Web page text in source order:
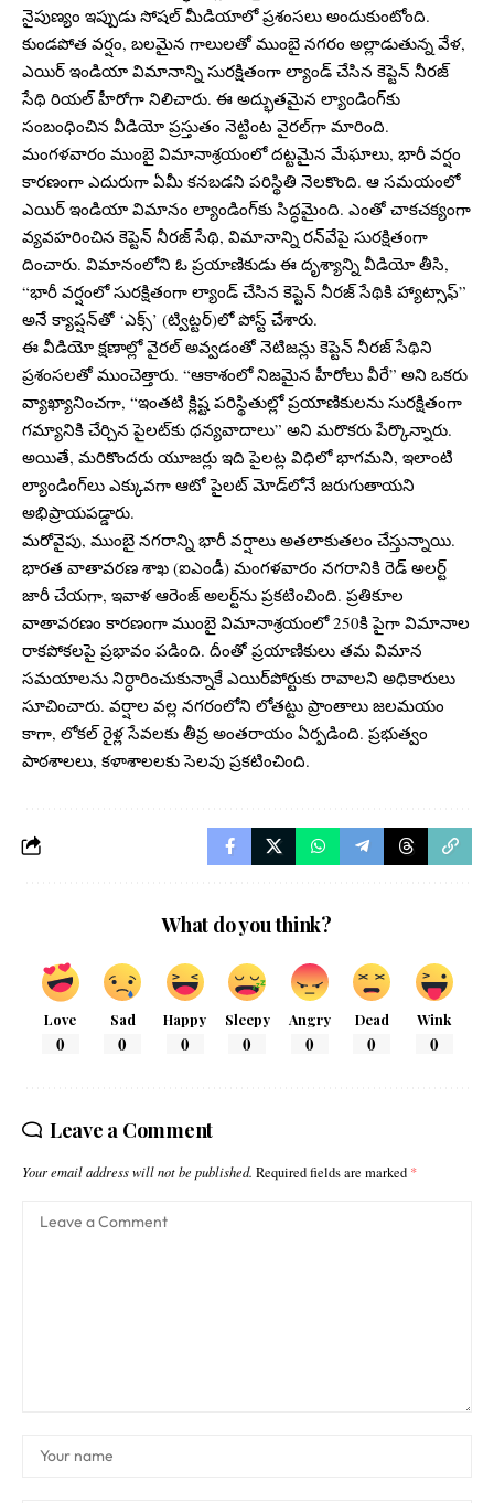
నైపుణ్యం ఇప్పుడు సోషల్ మీడియాలో ప్రశంసలు అందుకుంటోంది.
కుండపోత వర్షం, బలమైన గాలులతో ముంబై నగరం అల్లాడుతున్న వేళ,
ఎయిర్ ఇండియా విమానాన్ని సురక్షితంగా ల్యాండ్ చేసిన కెప్టెన్ నీరజ్
సేథి రియల్ హీరోగా నిలిచారు. ఈ అద్భుతమైన ల్యాండింగ్‌కు
సంబంధించిన వీడియో ప్రస్తుతం నెట్టింట‌ వైరల్‌గా మారింది.
మంగళవారం ముంబై విమానాశ్రయంలో దట్టమైన మేఘాలు, భారీ వర్షం
కారణంగా ఎదురుగా ఏమీ కనబడని పరిస్థితి నెలకొంది. ఆ సమయంలో
ఎయిర్ ఇండియా విమానం ల్యాండింగ్‌కు సిద్ధమైంది. ఎంతో చాకచక్యంగా
వ్యవహరించిన కెప్టెన్ నీరజ్ సేథి, విమానాన్ని రన్‌వేపై సురక్షితంగా
దించారు. విమానంలోని ఓ ప్రయాణికుడు ఈ దృశ్యాన్ని వీడియో తీసి,
“భారీ వర్షంలో సురక్షితంగా ల్యాండ్ చేసిన కెప్టెన్ నీరజ్ సేథికి హ్యాట్సాఫ్”
అనే క్యాప్షన్‌తో ‘ఎక్స్’ (ట్విట్టర్)లో పోస్ట్ చేశారు.
ఈ వీడియో క్షణాల్లో వైరల్ అవ్వడంతో నెటిజన్లు కెప్టెన్ నీరజ్ సేథిని
ప్రశంసలతో ముంచెత్తారు. “ఆకాశంలో నిజమైన హీరోలు వీరే” అని ఒకరు
వ్యాఖ్యానించగా, “ఇంతటి క్లిష్ట పరిస్థితుల్లో ప్రయాణికులను సురక్షితంగా
గమ్యానికి చేర్చిన పైలట్‌కు ధన్యవాదాలు” అని మరొకరు పేర్కొన్నారు.
అయితే, మరికొందరు యూజర్లు ఇది పైలట్ల విధిలో భాగమని, ఇలాంటి
ల్యాండింగ్‌లు ఎక్కువగా ఆటో పైలట్ మోడ్‌లోనే జరుగుతాయని
అభిప్రాయపడ్డారు.
మరోవైపు, ముంబై నగరాన్ని భారీ వర్షాలు అతలాకుతలం చేస్తున్నాయి.
భారత వాతావరణ శాఖ (ఐఎండీ) మంగళవారం నగరానికి రెడ్ అలర్ట్
జారీ చేయగా, ఇవాళ‌ ఆరెంజ్ అలర్ట్‌ను ప్రకటించింది. ప్రతికూల
వాతావరణం కారణంగా ముంబై విమానాశ్రయంలో 250కి పైగా విమానాల
రాకపోకలపై ప్రభావం పడింది. దీంతో ప్రయాణికులు తమ విమాన
సమయాలను నిర్ధారించుకున్నాకే ఎయిర్‌పోర్టుకు రావాలని అధికారులు
సూచించారు. వర్షాల వల్ల నగరంలోని లోతట్టు ప్రాంతాలు జలమయం
కాగా, లోకల్ రైళ్ల సేవలకు తీవ్ర అంతరాయం ఏర్పడింది. ప్రభుత్వం
పాఠశాలలు, కళాశాలలకు సెలవు ప్రకటించింది.
What do you think?
Love
0
Sad
0
Happy
0
Sleepy
0
Angry
0
Dead
0
Wink
0
Leave a Comment
Your email address will not be published. Required fields are marked *